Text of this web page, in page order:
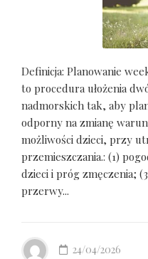
Definicja: Planowanie
to procedura ułożenia
nadmorskich tak, aby
odporny na zmianę
możliwości dzieci, przy
przemieszczania.: (1)
dzieci i próg zmęczenia;
przerwy...
24/04/2026